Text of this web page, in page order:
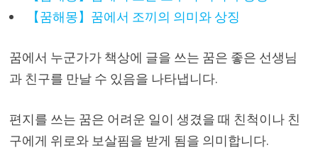
【꿈해몽】꿈에서 조끼의 의미와 상징
꿈에서 누군가가 책상에 글을 쓰는 꿈은 좋은 선생님
과 친구를 만날 수 있음을 나타냅니다.
편지를 쓰는 꿈은 어려운 일이 생겼을 때 친척이나 친
구에게 위로와 보살핌을 받게 됨을 의미합니다.